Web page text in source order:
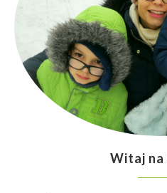
Witaj na